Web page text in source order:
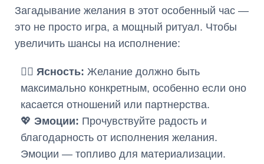
Загадывание желания в этот особенный час —
это не просто игра, а мощный ритуал. Чтобы
увеличить шансы на исполнение:
🧘‍♀️ Ясность: Желание должно быть
максимально конкретным, особенно если оно
касается отношений или партнерства.
💖 Эмоции: Прочувствуйте радость и
благодарность от исполнения желания.
Эмоции — топливо для материализации.